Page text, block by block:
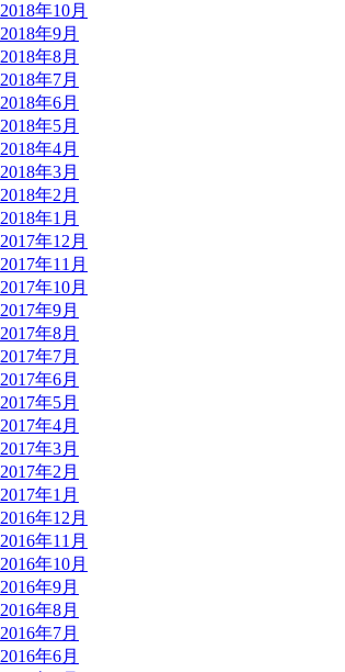
2018年10月
2018年9月
2018年8月
2018年7月
2018年6月
2018年5月
2018年4月
2018年3月
2018年2月
2018年1月
2017年12月
2017年11月
2017年10月
2017年9月
2017年8月
2017年7月
2017年6月
2017年5月
2017年4月
2017年3月
2017年2月
2017年1月
2016年12月
2016年11月
2016年10月
2016年9月
2016年8月
2016年7月
2016年6月